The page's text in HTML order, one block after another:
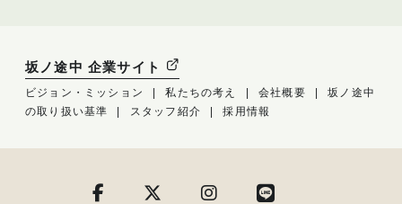
坂ノ途中 企業サイト
ビジョン・ミッション 私たちの考え 会社概要
坂ノ途中
の取り扱い基準
スタッフ紹介 採用情報